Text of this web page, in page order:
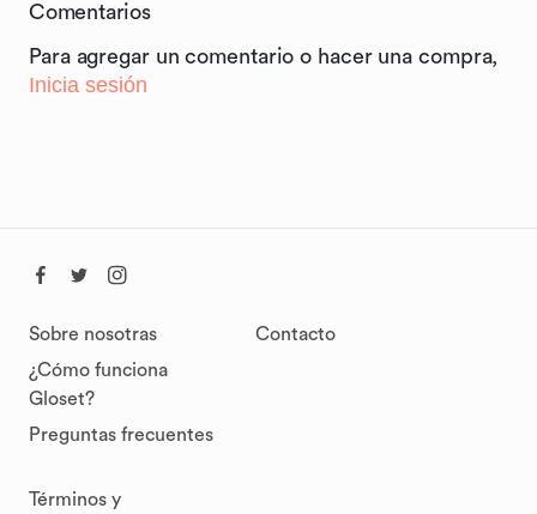
Comentarios
Para agregar un comentario o hacer una compra,
Inicia sesión
Sobre nosotras
¿Cómo funciona
Gloset?
Preguntas frecuentes
Contacto
Términos y